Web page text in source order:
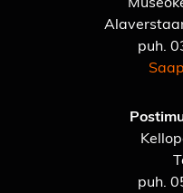
puh.
puh.